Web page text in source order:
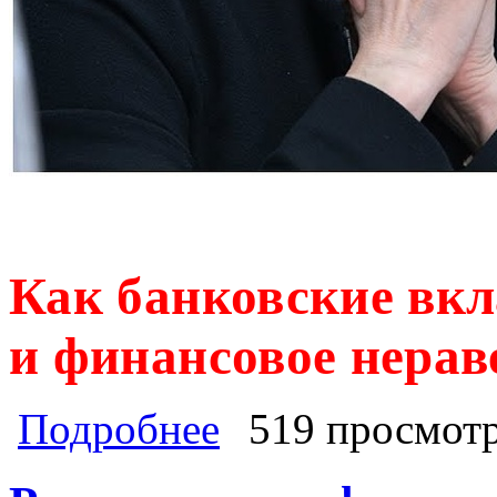
Как банковские
и финансовое
Подробнее о Как банковские вклады
519